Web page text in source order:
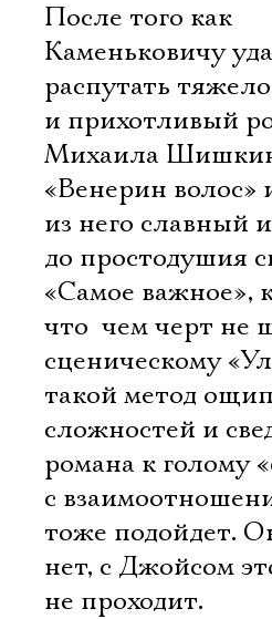
После того как
Каменьковичу
распутать
и прихотливый
Михаила
«Венерин волос»
из него славный
до простодушия
«Самое важное»,
что  чем черт не
сценическому
такой метод
сложностей и
романа к голому
с
тоже подойдет.
нет, с Джойсом
не проходит.